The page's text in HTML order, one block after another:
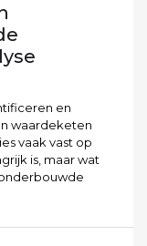
en
waardeketen
vaak vast op
is, maar wat